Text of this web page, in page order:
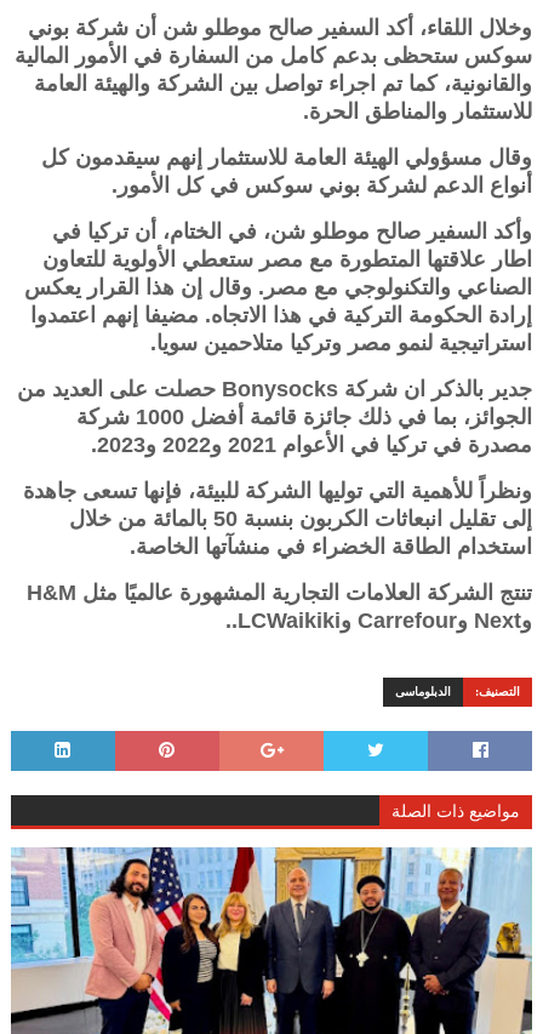
وخلال اللقاء، أكد السفير صالح موطلو شن أن شركة بوني
سوكس ستحظى بدعم كامل من السفارة في الأمور المالية
والقانونية، كما تم اجراء تواصل بين الشركة والهيئة العامة
للاستثمار والمناطق الحرة.
وقال مسؤولي الهيئة العامة للاستثمار إنهم سيقدمون كل
أنواع الدعم لشركة بوني سوكس في كل الأمور.
وأكد السفير صالح موطلو شن، في الختام، أن تركيا في
اطار علاقتها المتطورة مع مصر ستعطي الأولوية للتعاون
الصناعي والتكنولوجي مع مصر. وقال إن هذا القرار يعكس
إرادة الحكومة التركية في هذا الاتجاه. مضيفا إنهم اعتمدوا
استراتيجية لنمو مصر وتركيا متلاحمين سويا.
جدير بالذكر ان شركة Bonysocks حصلت على العديد من
الجوائز، بما في ذلك جائزة قائمة أفضل 1000 شركة
مصدرة في تركيا في الأعوام 2021 و2022 و2023.
ونظراً للأهمية التي توليها الشركة للبيئة، فإنها تسعى جاهدة
إلى تقليل انبعاثات الكربون بنسبة 50 بالمائة من خلال
استخدام الطاقة الخضراء في منشآتها الخاصة.
تنتج الشركة العلامات التجارية المشهورة عالميًا مثل H&M
وNext وCarrefour وLCWaikiki..
التصنيف: الدبلوماسى
مواضيع ذات الصلة